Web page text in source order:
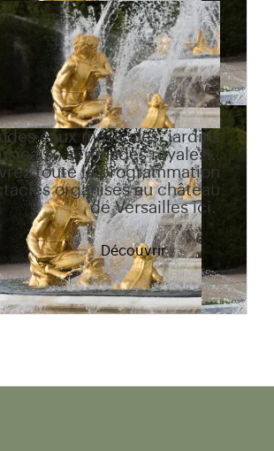
eaux musicales, jardins
sérénades royales...
toute la programmation
organisés au château
de Versailles ici.
Découvrir